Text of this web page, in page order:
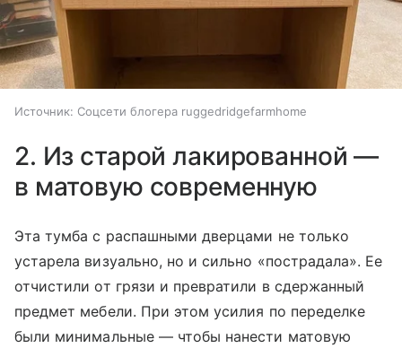
Источник: Соцсети блогера ruggedridgefarmhome
2. Из старой лакированной —
в матовую современную
Эта тумба с распашными дверцами не только
устарела визуально, но и сильно «пострадала». Ее
отчистили от грязи и превратили в сдержанный
предмет мебели. При этом усилия по переделке
были минимальные — чтобы нанести матовую